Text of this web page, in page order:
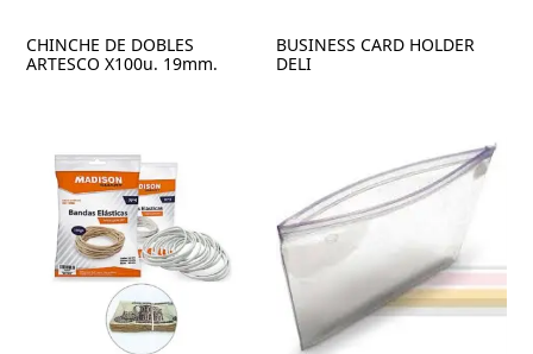
CHINCHE DE DOBLES
ARTESCO X100u. 19mm.
BUSINESS CARD HOLDER
DELI